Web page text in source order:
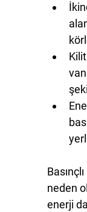
neden
enerji